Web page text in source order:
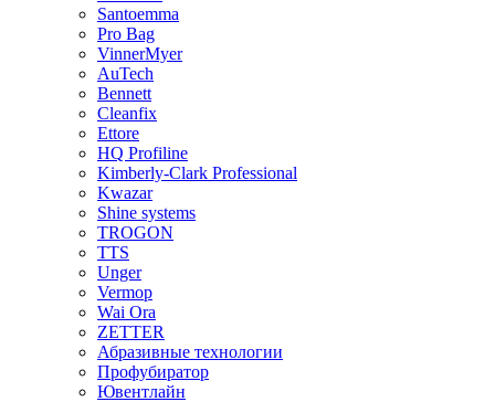
Santoemma
Pro Bag
VinnerMyer
AuTech
Bennett
Cleanfix
Ettore
HQ Profiline
Kimberly-Clark Professional
Kwazar
Shine systems
TROGON
TTS
Unger
Vermop
Wai Ora
ZETTER
Абразивные технологии
Профубиратор
Ювентлайн